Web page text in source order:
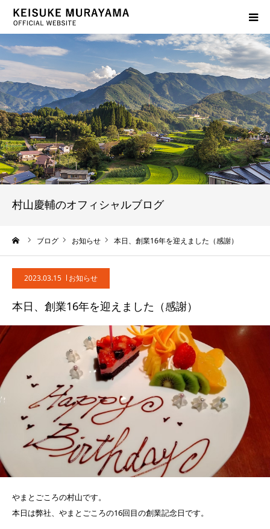
村山慶輔のオフィシャルブログ
ブログ お知らせ 本日、創業16年を迎えました（感謝）
2023.03.15 お知らせ
本日、創業16年を迎えました（感謝）
やまとごころの村山です。
本日は弊社、やまとごころの16回目の創業記念日です。
プロフィール
サービス案内
活動報告
出版物紹介
お問い合わせ